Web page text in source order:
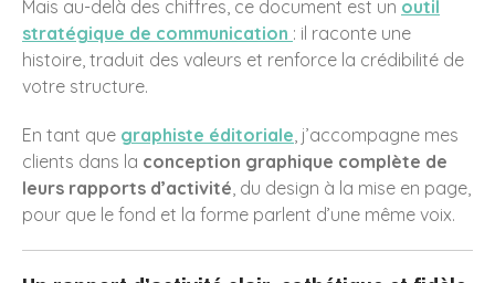
Bonne année 2025
mars 2025
janvier 2025
novembre 2024
octobre 2024
Mais au-delà des chiffres, ce document est un outil
stratégique de communication : il raconte une
histoire, traduit des valeurs et renforce la crédibilité de
votre structure.
En tant que graphiste éditoriale, j’accompagne mes
clients dans la conception graphique complète de
leurs rapports d’activité, du design à la mise en page,
pour que le fond et la forme parlent d’une même voix.